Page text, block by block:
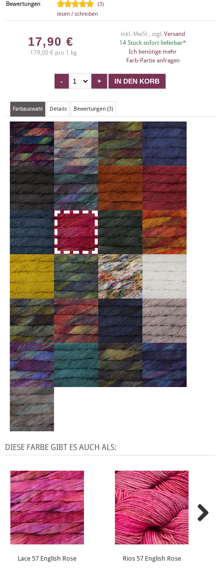
Bewertungen
(3)
lesen / schreiben
17,90 €
179,00 € pro 1 kg
inkl. MwSt , zzgl. Versand
14 Stück sofort lieferbar*
Ich benötige mehr
Farb-Partie anfragen
Farbauswahl Details Bewertungen (3)
DIESE FARBE GIBT ES AUCH ALS:
Lace 57 English Rose Rios 57 English Rose